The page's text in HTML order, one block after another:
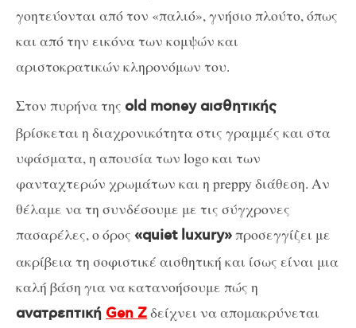
γοητεύονται από τον «παλιό», γνήσιο πλούτο, όπως
και από την εικόνα των κομψών και
αριστοκρατικών κληρονόμων του.
Στον πυρήνα της old money αισθητικής
βρίσκεται η διαχρονικότητα στις γραμμές και στα
υφάσματα, η απουσία των logo και των
φανταχτερών χρωμάτων και η preppy διάθεση. Αν
θέλαμε να τη συνδέσουμε με τις σύγχρονες
πασαρέλες, ο όρος «quiet luxury»προσεγγίζει με
ακρίβεια τη σοφιστικέ αισθητική και ίσως είναι μια
καλή βάση για να κατανοήσουμε πώς η
ανατρεπτική Gen Zδείχνει να απομακρύνεται